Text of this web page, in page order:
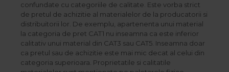
confundate cu categoriile de calitate. Este vorba strict
de pretul de achizitie al materialelor de la producatorii si
distribuitorii lor. De exemplu, apartenenta unui material
la categoria de pret CAT1 nu inseamna ca este inferior
calitativ unui material din CAT3 sau CAT5. Inseamna doar
ca pretul sau de achizitie este mai mic decat al celui din
categoria superioara. Proprietatile si calitatile